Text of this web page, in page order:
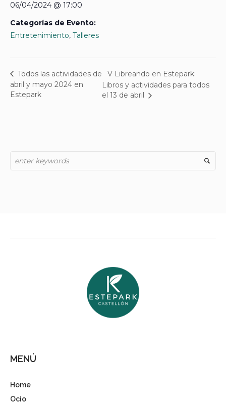
06/04/2024 @ 17:00
Categorías de Evento:
Entretenimiento, Talleres
Todos las actividades de
abril y mayo 2024 en
Estepark
V Libreando en Estepark:
Libros y actividades para todos
el 13 de abril
MENÚ
Home
Ocio